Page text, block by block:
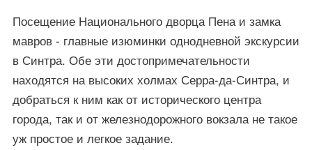
Посещение Национального дворца Пена и замка
мавров - главные изюминки однодневной экскурсии
в Синтра. Обе эти достопримечательности
находятся на высоких холмах Серра-да-Синтра, и
добраться к ним как от исторического центра
города, так и от железнодорожного вокзала не такое
уж простое и легкое задание.